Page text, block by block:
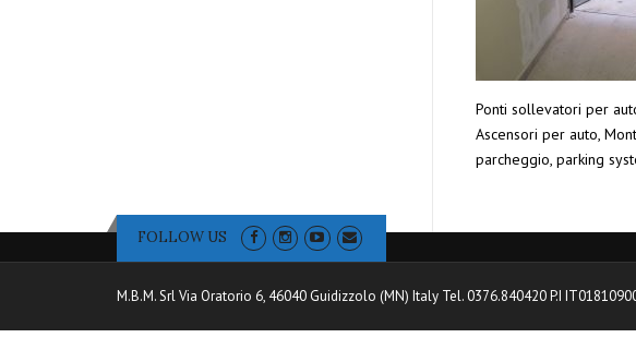
Ponti sollevatori per
Ascensori per auto,
parcheggio, parking
FOLLOW US
M.B.M. Srl Via Oratorio 6, 46040 Guidizzolo (MN) Italy Tel. 0376.840420 P.I